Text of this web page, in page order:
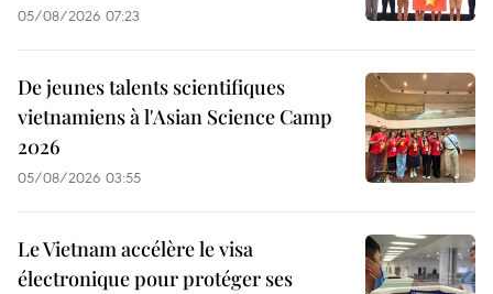
05/08/2026 07:23
De jeunes talents scientifiques
vietnamiens à l'Asian Science Camp
2026
05/08/2026 03:55
Le Vietnam accélère le visa
électronique pour protéger ses